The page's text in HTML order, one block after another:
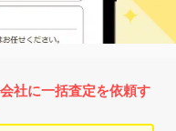
社に一括査定を依頼す